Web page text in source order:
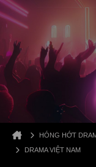
HÓNG HỚT
DRAMA VIỆT NAM